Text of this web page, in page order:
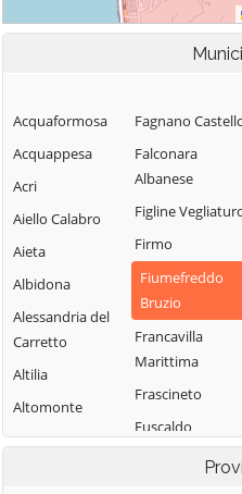
Acquaformosa
Acquappesa
Acri
Aiello Calabro
Aieta
Albidona
Alessandria del
Carretto
Altilia
Altomonte
Amantea
Fagnano
Falconara
Albanese
Figline
Firmo
Fiumefreddo
Bruzio
Francavilla
Marittima
Frascineto
Fuscaldo